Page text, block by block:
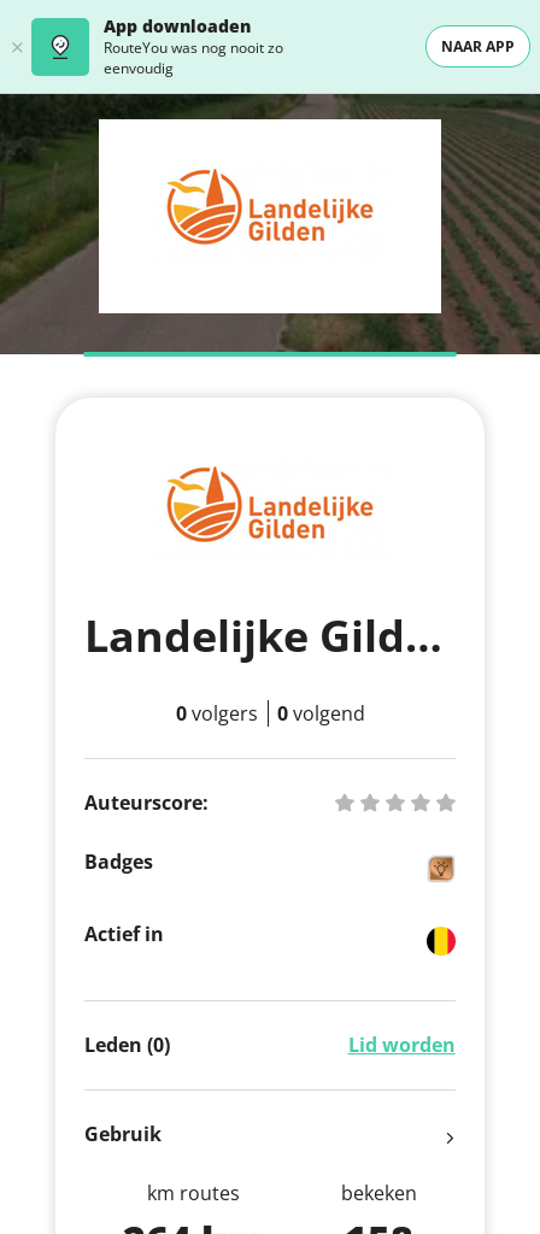
App downloaden
RouteYou was nog nooit zo
eenvoudig
NAAR APP
Landelijke Gilde Mullem Huise
0volgers 0volgend
Auteurscore:
Badges
Actief in
Leden (0) Lid worden
Gebruik
km routes bekeken